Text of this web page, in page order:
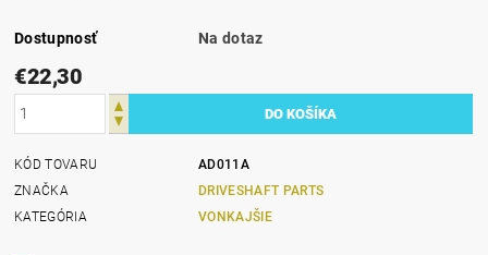
Dostupnosť Na dotaz
€22,30
KÓD TOVARU
AD011A
ZNAČKA
DRIVESHAFT PARTS
KATEGÓRIA
VONKAJŠIE